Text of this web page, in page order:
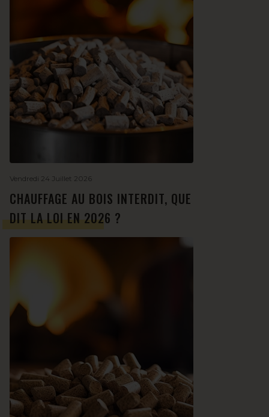
Vendredi 24 Juillet 2026
CHAUFFAGE AU BOIS INTERDIT, QUE
DIT LA LOI EN 2026 ?